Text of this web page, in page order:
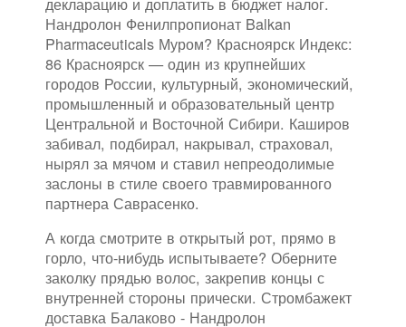
Нандролон Фенилпропионат Balkan
Pharmaceuticals Муром? Красноярск Индекс:
86 Красноярск — один из крупнейших
городов России, культурный, экономический,
промышленный и образовательный центр
Центральной и Восточной Сибири. Каширов
забивал, подбирал, накрывал, страховал,
нырял за мячом и ставил непреодолимые
заслоны в стиле своего травмированного
партнера Саврасенко.
А когда смотрите в открытый рот, прямо в
горло, что-нибудь испытываете? Оберните
заколку прядью волос, закрепив концы с
внутренней стороны прически. Стромбажект
доставка Балаково - Нандролон